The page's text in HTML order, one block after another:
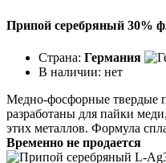
Припой серебряный 30%
Страна: Германия
В наличии: нет
Медно-фосфорные твердые
разработаны для пайки
этих металлов. Формула
Временно не продается